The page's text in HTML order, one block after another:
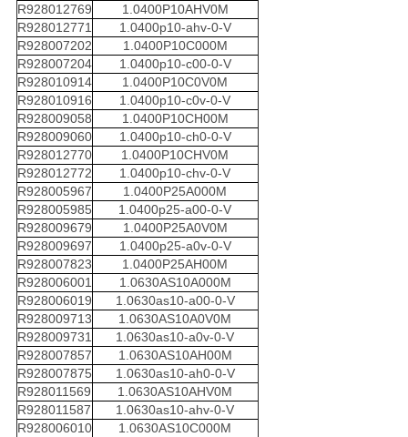
R928012769
1.0400P10AHV0M
R928012771
1.0400p10-ahv-0-V
R928007202
1.0400P10C000M
R928007204
1.0400p10-c00-0-V
R928010914
1.0400P10C0V0M
R928010916
1.0400p10-c0v-0-V
R928009058
1.0400P10CH00M
R928009060
1.0400p10-ch0-0-V
R928012770
1.0400P10CHV0M
R928012772
1.0400p10-chv-0-V
R928005967
1.0400P25A000M
R928005985
1.0400p25-a00-0-V
R928009679
1.0400P25A0V0M
R928009697
1.0400p25-a0v-0-V
R928007823
1.0400P25AH00M
R928006001
1.0630AS10A000M
R928006019
1.0630as10-a00-0-V
R928009713
1.0630AS10A0V0M
R928009731
1.0630as10-a0v-0-V
R928007857
1.0630AS10AH00M
R928007875
1.0630as10-ah0-0-V
R928011569
1.0630AS10AHV0M
R928011587
1.0630as10-ahv-0-V
R928006010
1.0630AS10C000M